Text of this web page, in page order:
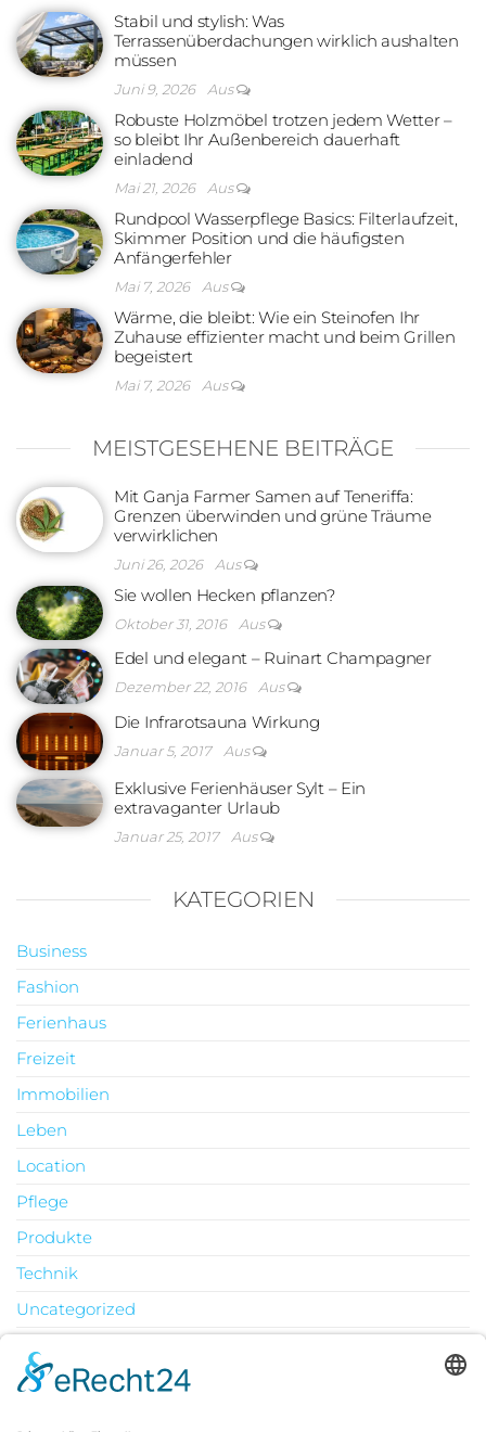
Stabil und stylish: Was
Terrassenüberdachungen wirklich aushalten
müssen
Juni 9, 2026 Aus
Robuste Holzmöbel trotzen jedem Wetter –
so bleibt Ihr Außenbereich dauerhaft
einladend
Mai 21, 2026 Aus
Rundpool Wasserpflege Basics: Filterlaufzeit,
Skimmer Position und die häufigsten
Anfängerfehler
Mai 7, 2026 Aus
Wärme, die bleibt: Wie ein Steinofen Ihr
Zuhause effizienter macht und beim Grillen
begeistert
Mai 7, 2026 Aus
MEISTGESEHENE BEITRÄGE
Mit Ganja Farmer Samen auf Teneriffa:
Grenzen überwinden und grüne Träume
verwirklichen
Juni 26, 2026 Aus
Sie wollen Hecken pflanzen?
Oktober 31, 2016 Aus
Edel und elegant – Ruinart Champagner
Dezember 22, 2016 Aus
Die Infrarotsauna Wirkung
Januar 5, 2017 Aus
Exklusive Ferienhäuser Sylt – Ein
extravaganter Urlaub
Januar 25, 2017 Aus
KATEGORIEN
Business
Fashion
Ferienhaus
Freizeit
Immobilien
Leben
Location
Pflege
Produkte
Technik
Uncategorized